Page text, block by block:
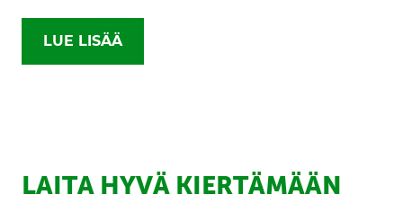
LUE LISÄÄ
LAITA HYVÄ KIERTÄMÄÄN